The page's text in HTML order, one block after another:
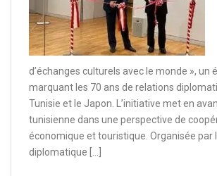
d’échanges culturels avec le monde », un
marquant les 70 ans de relations
Tunisie et le Japon. L’initiative met en
tunisienne dans une perspective de
économique et touristique. Organisée par
diplomatique […]